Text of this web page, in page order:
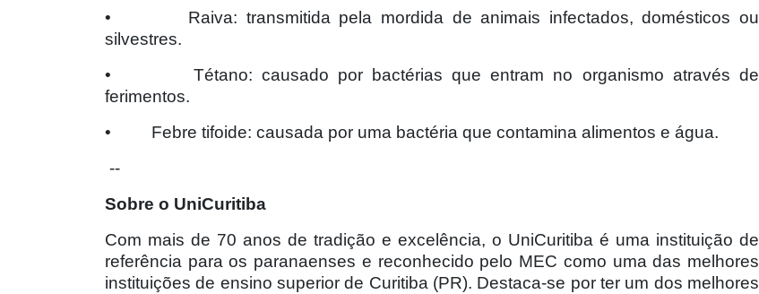
•
Raiva: transmitida pela mordida de animais infectados, domésticos ou
silvestres.
•
Tétano: causado por bactérias que entram no organismo através de
ferimentos.
•
Febre tifoide: causada por uma bactéria que contamina alimentos e água.
--
Sobre o UniCuritiba
Com mais de 70 anos de tradição e excelência, o UniCuritiba é uma instituição de
referência para os paranaenses e reconhecido pelo MEC como uma das melhores
instituições de ensino superior de Curitiba (PR). Destaca-se por ter um dos melhores